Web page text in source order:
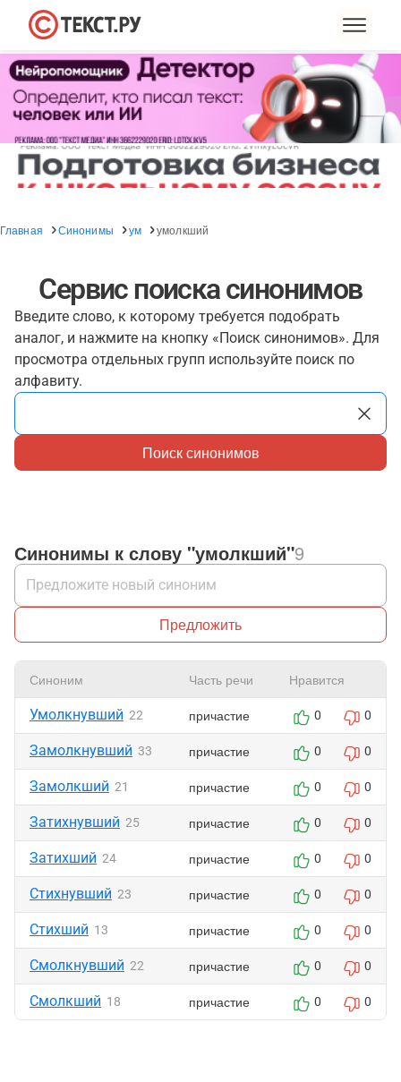
Главная Синонимы ум умолкший
Сервис поиска синонимов
Введите слово, к которому требуется подобрать
аналог, и нажмите на кнопку «Поиск синонимов». Для
просмотра отдельных групп используйте поиск по
алфавиту.
Поиск синонимов
Синонимы к слову "умолкший"9
Предложить
Синоним Часть речи Нравится
Умолкнувший 22 причастие 0 0
Замолкнувший 33 причастие 0 0
Замолкший 21 причастие 0 0
Затихнувший 25 причастие 0 0
Затихший 24 причастие 0 0
Стихнувший 23 причастие 0 0
Стихший 13 причастие 0 0
Смолкнувший 22 причастие 0 0
Смолкший 18 причастие 0 0